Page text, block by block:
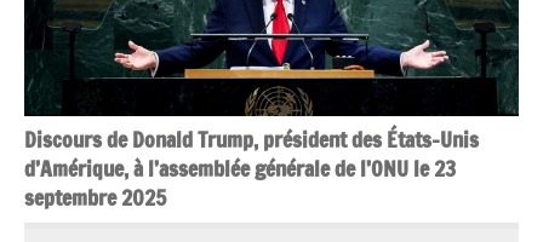
Discours de Donald Trump, président des États-Unis
d’Amérique, à l’assemblée générale de l’ONU le 23
septembre 2025